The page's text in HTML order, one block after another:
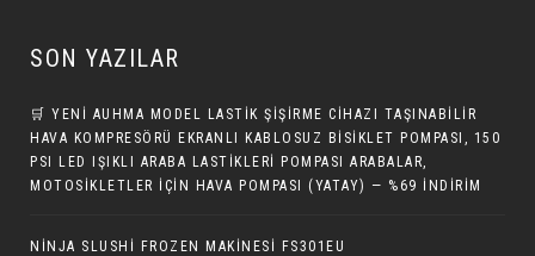
SON YAZILAR
🛒 YENI AUHMA MODEL LASTIK ŞIŞIRME CIHAZI TAŞINABILIR
HAVA KOMPRESÖRÜ EKRANLI KABLOSUZ BISIKLET POMPASI, 150
PSI LED IŞIKLI ARABA LASTIKLERI POMPASI ARABALAR,
MOTOSIKLETLER IÇIN HAVA POMPASI (YATAY) — %69 İNDIRIM
NINJA SLUSHI FROZEN MAKINESI FS301EU